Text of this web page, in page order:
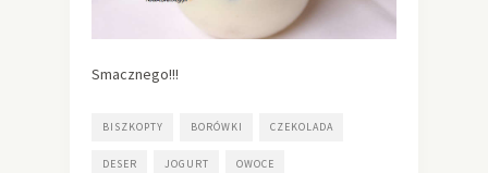
Smacznego!!!
BISZKOPTY BORÓWKI CZEKOLADA
DESER JOGURT OWOCE